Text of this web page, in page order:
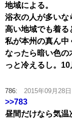
地域による。
浴衣の人が多いな
高い地域でも着る
私が本州の真ん中
なったら暗い色の
っと冷えるし。
786: 2015年09月28
>>783
昼間だけなら気温